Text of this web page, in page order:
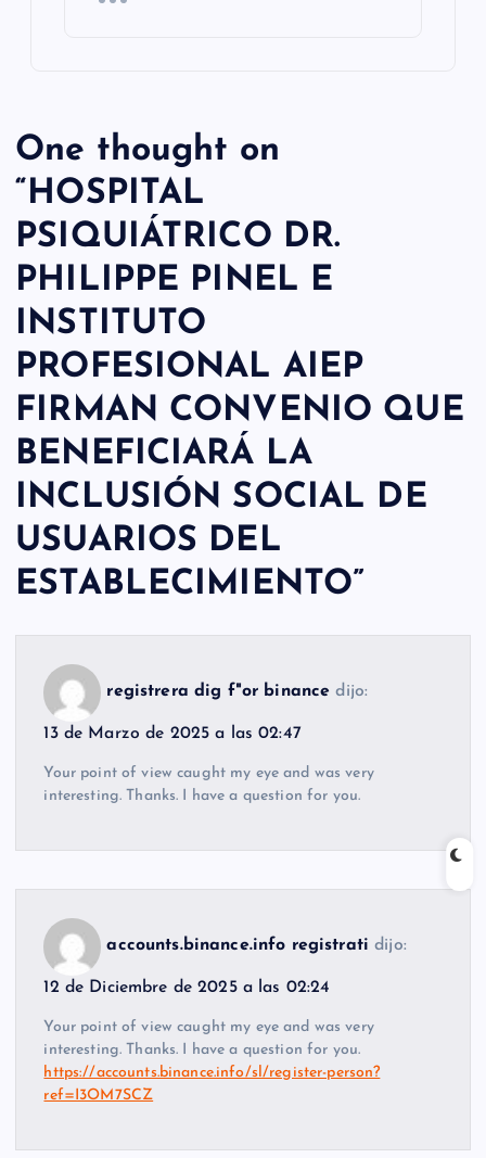
One thought on
“HOSPITAL
PSIQUIÁTRICO DR.
PHILIPPE PINEL E
INSTITUTO
PROFESIONAL AIEP
FIRMAN CONVENIO QUE
BENEFICIARÁ LA
INCLUSIÓN SOCIAL DE
USUARIOS DEL
ESTABLECIMIENTO”
registrera dig f"or binance dijo:
13 de Marzo de 2025 a las 02:47
Your point of view caught my eye and was very
interesting. Thanks. I have a question for you.
accounts.binance.info registrati dijo:
12 de Diciembre de 2025 a las 02:24
Your point of view caught my eye and was very
interesting. Thanks. I have a question for you.
https://accounts.binance.info/sl/register-person?
ref=I3OM7SCZ